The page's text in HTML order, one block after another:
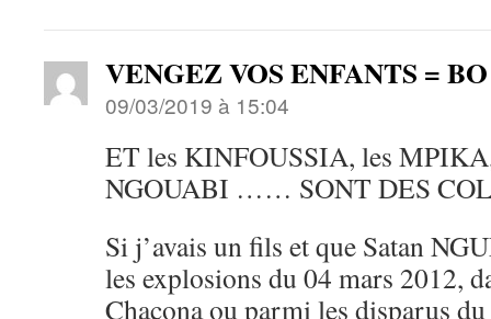
VENGEZ VOS ENFANTS =
09/03/2019 à 15:04
ET les KINFOUSSIA, les
NGOUABI …… SONT DES
Si j’avais un fils et que Satan
les explosions du 04 mars 2012,
Chacona ou parmi les disparus